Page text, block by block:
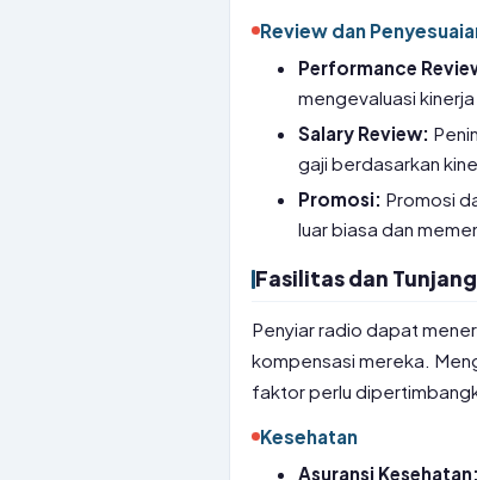
Review dan
Performance
mengevaluasi kinerja
Salary Review:
gaji berdasarkan
Promosi: Promosi
luar biasa dan
Fasilitas dan
Penyiar radio dapat
kompensasi mereka.
faktor perlu
Kesehatan
Asuransi Kesehatan: